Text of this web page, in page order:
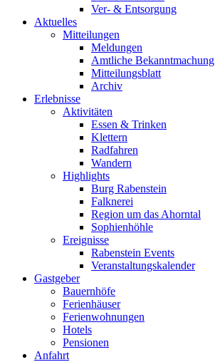
Ver- & Entsorgung
Aktuelles
Mitteilungen
Meldungen
Amtliche Bekanntmachung
Mitteilungsblatt
Archiv
Erlebnisse
Aktivitäten
Essen & Trinken
Klettern
Radfahren
Wandern
Highlights
Burg Rabenstein
Falknerei
Region um das Ahorntal
Sophienhöhle
Ereignisse
Rabenstein Events
Veranstaltungskalender
Gastgeber
Bauernhöfe
Ferienhäuser
Ferienwohnungen
Hotels
Pensionen
Anfahrt